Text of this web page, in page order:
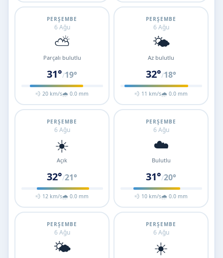
PERŞEMBE
6 Ağu
⛅
Parçalı bulutlu
31°/19°
💨 20 km/s🌧 0.0 mm
PERŞEMBE
6 Ağu
🌤️
Az bulutlu
32°/18°
💨 11 km/s🌧 0.0 mm
PERŞEMBE
6 Ağu
☀️
Açık
32°/21°
💨 12 km/s🌧 0.0 mm
PERŞEMBE
6 Ağu
☁️
Bulutlu
31°/20°
💨 10 km/s🌧 0.0 mm
PERŞEMBE
6 Ağu
🌤️
PERŞEMBE
6 Ağu
☀️